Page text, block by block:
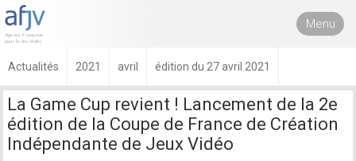
Menu
Actualités 2021 avril édition du 27 avril 2021
La Game Cup revient ! Lancement de la 2e
édition de la Coupe de France de Création
Indépendante de Jeux Vidéo